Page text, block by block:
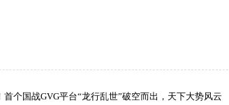
个国战GVG平台“龙行乱世”破空而出，天下大势风云